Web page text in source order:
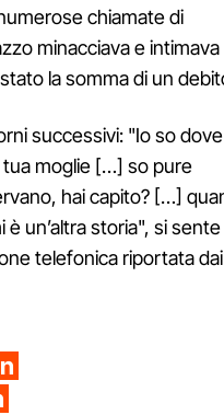
chiamate di
minacciava e intimava
la somma di un
successivi: "Io so dove
tua moglie […] so pure
hai capito? […]
un’altra storia", si sente
telefonica riportata dai